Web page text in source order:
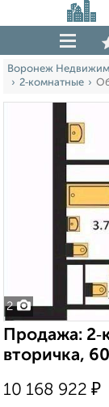
Воронеж
2‑комнатные
2
Продажа:
вторичка,
10 168 922 ₽